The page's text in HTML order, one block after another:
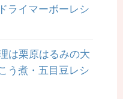
ライマーボーレシ
は栗原はるみの大
う煮・五目豆レシ